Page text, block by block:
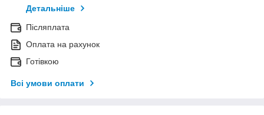
Детальніше
Післяплата
Оплата на рахунок
Готівкою
Всі умови оплати